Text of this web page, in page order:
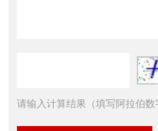
请输入计算结果（填写阿拉伯